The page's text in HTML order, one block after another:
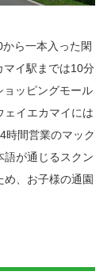
ら一本入った閑
マイ駅までは10分
ョッピングモール
ェイエカマイには
時間営業のマック
語が通じるスクン
め、お子様の通園